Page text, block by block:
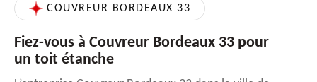
COUVREUR BORDEAUX 33
Fiez-vous à Couvreur Bordeaux 33 pour
un toit étanche